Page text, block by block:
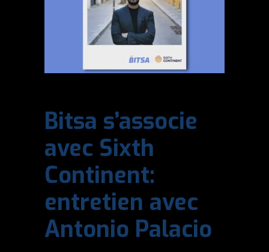
Bitsa s’associe
avec Sixth
Continent:
entretien avec
Antonio Palacio